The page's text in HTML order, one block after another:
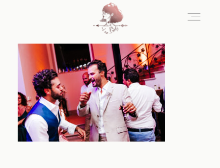
Home
Blog
Sobre Nosotros